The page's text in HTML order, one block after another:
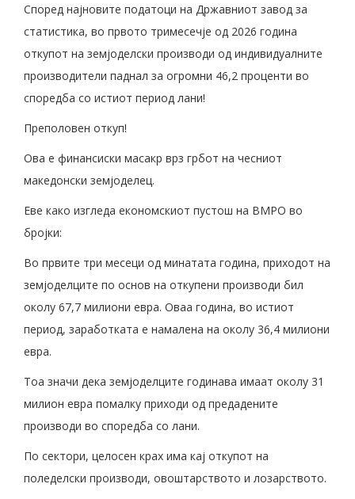
Според најновите податоци на Државниот завод за
статистика, во првото тримесечје од 2026 година
откупот на земјоделски производи од индивидуалните
производители паднал за огромни 46,2 проценти во
споредба со истиот период лани!
Преполовен откуп!
Ова е финансиски масакр врз грбот на чесниот
македонски земјоделец.
Еве како изгледа економскиот пустош на ВМРО во
бројки:
Во првите три месеци од минатата година, приходот на
земјоделците по основ на откупени производи бил
околу 67,7 милиони евра. Оваа година, во истиот
период, заработката е намалена на околу 36,4 милиони
евра.
Тоа значи дека земјоделците годинава имаат околу 31
милион евра помалку приходи од предадените
производи во споредба со лани.
По сектори, целосен крах има кај откупот на
поледелски производи, овоштарството и лозарството.